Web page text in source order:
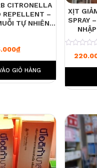
CITRONELLA
REPELLENT –
TỰ NHIÊN,
CẢ TRẺ NHỎ
₫
GIỎ HÀNG
XỊT
SPRAY